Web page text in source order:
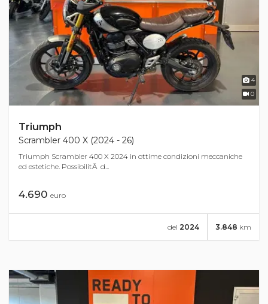
4
0
Triumph
Scrambler 400 X (2024 - 26)
Triumph Scrambler 400 X 2024 in ottime condizioni meccaniche
ed estetiche. PossibilitÃ d...
4.690 euro
3.848 km
del 2024